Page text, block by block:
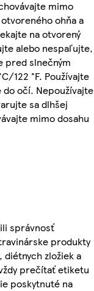
mimo
ohňa a
na otvorený
alebo nespaľujte,
pred slnečným
122 °F. Používajte
očí. Nepoužívajte
sa dlhšej
mimo dosahu
správnosť
produkty
diétnych zložiek a
prečítať etiketu
poskytnuté na